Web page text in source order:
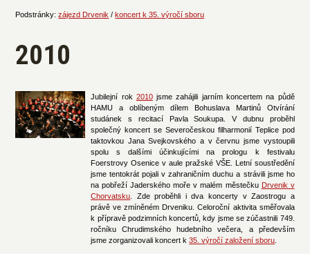
Podstránky:zájezd Drvenik /koncert k 35. výročí sboru
2010
Jubilejní rok 2010jsme zahájili jarním koncertem na půdě
HAMU a oblíbeným dílem Bohuslava Martinů Otvírání
studánek s recitací Pavla Soukupa. V dubnu proběhl
společný koncert se Severočeskou filharmonií Teplice pod
taktovkou Jana Svejkovského a v červnu jsme vystoupili
spolu s dalšími účinkujícími na prologu k festivalu
Foerstrovy Osenice v aule pražské VŠE. Letní soustředění
jsme tentokrát pojali v zahraničním duchu a strávili jsme ho
na pobřeží Jaderského moře v malém městečku Drvenik v
Chorvatsku . Zde proběhli i dva koncerty v Zaostrogu a
právě ve zmíněném Drveniku. Celoroční aktivita směřovala
k přípravě podzimních koncertů, kdy jsme se zúčastnili 749.
ročníku Chrudimského hudebního večera, a především
jsme zorganizovali koncert k35. výročí založení sboru